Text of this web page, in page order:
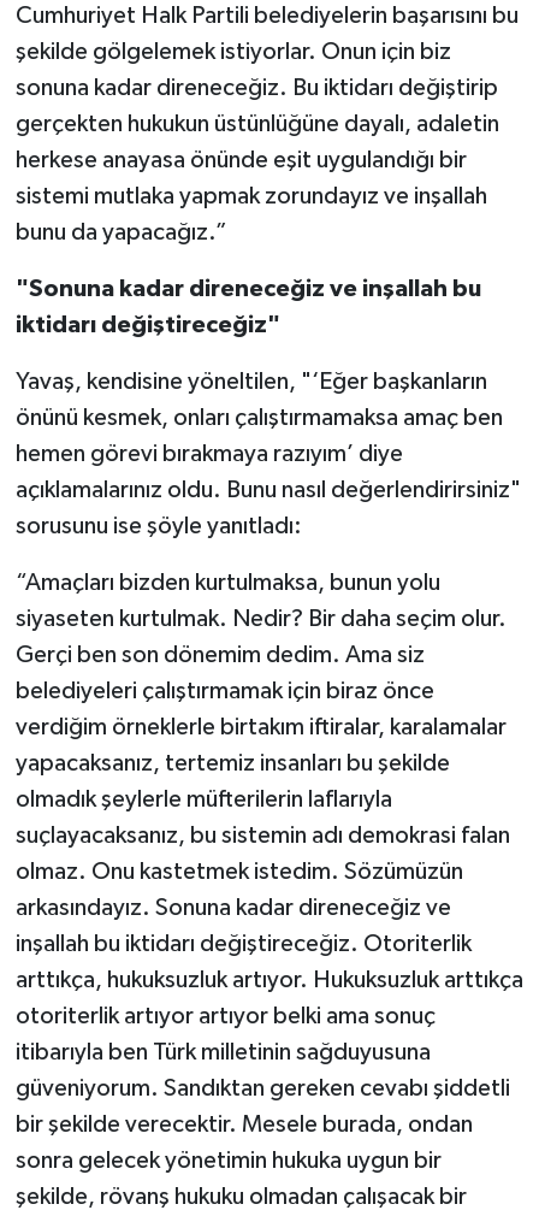
Cumhuriyet Halk Partili belediyelerin başarısını bu
şekilde gölgelemek istiyorlar. Onun için biz
sonuna kadar direneceğiz. Bu iktidarı değiştirip
gerçekten hukukun üstünlüğüne dayalı, adaletin
herkese anayasa önünde eşit uygulandığı bir
sistemi mutlaka yapmak zorundayız ve inşallah
bunu da yapacağız.”
"Sonuna kadar direneceğiz ve inşallah bu
iktidarı değiştireceğiz"
Yavaş, kendisine yöneltilen, "‘Eğer başkanların
önünü kesmek, onları çalıştırmamaksa amaç ben
hemen görevi bırakmaya razıyım’ diye
açıklamalarınız oldu. Bunu nasıl değerlendirirsiniz"
sorusunu ise şöyle yanıtladı:
“Amaçları bizden kurtulmaksa, bunun yolu
siyaseten kurtulmak. Nedir? Bir daha seçim olur.
Gerçi ben son dönemim dedim. Ama siz
belediyeleri çalıştırmamak için biraz önce
verdiğim örneklerle birtakım iftiralar, karalamalar
yapacaksanız, tertemiz insanları bu şekilde
olmadık şeylerle müfterilerin laflarıyla
suçlayacaksanız, bu sistemin adı demokrasi falan
olmaz. Onu kastetmek istedim. Sözümüzün
arkasındayız. Sonuna kadar direneceğiz ve
inşallah bu iktidarı değiştireceğiz. Otoriterlik
arttıkça, hukuksuzluk artıyor. Hukuksuzluk arttıkça
otoriterlik artıyor artıyor belki ama sonuç
itibarıyla ben Türk milletinin sağduyusuna
güveniyorum. Sandıktan gereken cevabı şiddetli
bir şekilde verecektir. Mesele burada, ondan
sonra gelecek yönetimin hukuka uygun bir
şekilde, rövanş hukuku olmadan çalışacak bir